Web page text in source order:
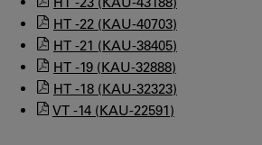
HT -22 (KAU-40703)
HT -21 (KAU-38405)
HT -19 (KAU-32888)
HT -18 (KAU-32323)
VT -14 (KAU-22591)